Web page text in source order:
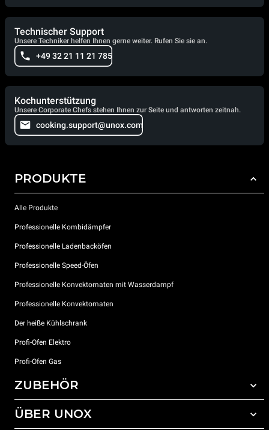
Technischer Support
Unsere Techniker helfen Ihnen gerne weiter. Rufen Sie sie an.
+49 32 21 11 21 785
Kochunterstützung
Unsere Corporate Chefs stehen Ihnen zur Seite und antworten zeitnah.
cooking.support@unox.com
PRODUKTE
Alle Produkte
Professionelle Kombidämpfer
Professionelle Ladenbacköfen
Professionelle Speed-Öfen
Professionelle Konvektomaten mit Wasserdampf
Professionelle Konvektomaten
Der heiße Kühlschrank
Profi-Ofen Elektro
Profi-Ofen Gas
ZUBEHÖR
Gesamtes Zubehör
ÜBER UNOX